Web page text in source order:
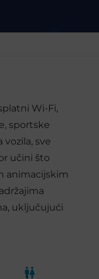
Wi-Fi,
sportske
sve
učini što
animacijskim
uključujući